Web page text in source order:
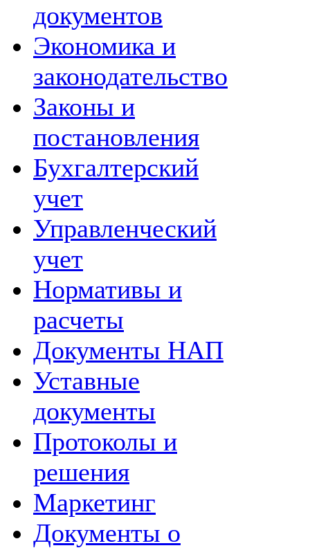
документов
Экономика и
законодательство
Законы и
постановления
Бухгалтерский
учет
Управленческий
учет
Нормативы и
расчеты
Документы НАП
Уставные
документы
Протоколы и
решения
Маркетинг
Документы о